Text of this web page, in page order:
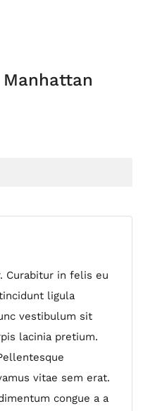
Curabitur in felis eu
ligula
vestibulum sit
lacinia pretium.
vitae sem erat.
congue a a